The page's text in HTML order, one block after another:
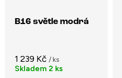
B16 světle modrá
1 239 Kč / ks
Skladem 2 ks